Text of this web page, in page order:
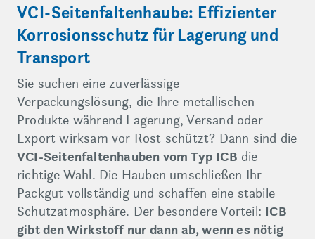
VCI-Seitenfaltenhaube: Effizienter
Korrosionsschutz für Lagerung und
Transport
Sie suchen eine zuverlässige
Verpackungslösung, die Ihre metallischen
Produkte während Lagerung, Versand oder
Export wirksam vor Rost schützt? Dann sind die
VCI-Seitenfaltenhauben vom Typ ICB die
richtige Wahl. Die Hauben umschließen Ihr
Packgut vollständig und schaffen eine stabile
Schutzatmosphäre. Der besondere Vorteil: ICB
gibt den Wirkstoff nur dann ab, wenn es nötig